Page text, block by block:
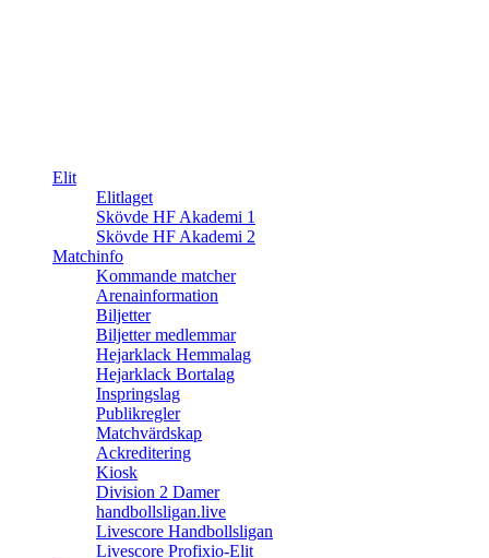
Elit
Elitlaget
Skövde HF Akademi 1
Skövde HF Akademi 2
Matchinfo
Kommande matcher
Arenainformation
Biljetter
Biljetter medlemmar
Hejarklack Hemmalag
Hejarklack Bortalag
Inspringslag
Publikregler
Matchvärdskap
Ackreditering
Kiosk
Division 2 Damer
handbollsligan.live
Livescore Handbollsligan
Livescore Profixio-Elit